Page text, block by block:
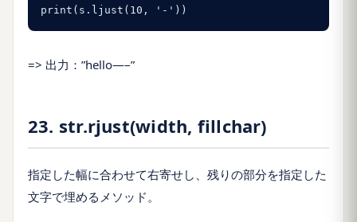
print(s.ljust(10, '-'))
=> 出力：”hello—–”
23. str.rjust(width, fillchar)
指定した幅に合わせて右寄せし、残りの部分を指定した
文字で埋めるメソッド。